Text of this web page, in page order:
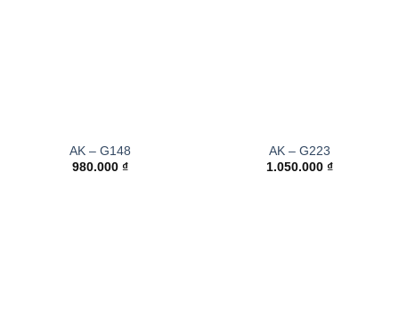
AK – G148
980.000 ₫
AK – G223
1.050.000 ₫